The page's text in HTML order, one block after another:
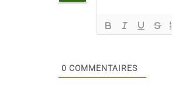
0 COMMENTAIRES